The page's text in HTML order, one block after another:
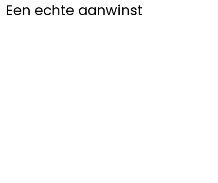
Een echte aanwinst